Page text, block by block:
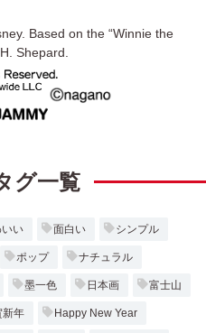
Based on the “Winnie the
Shepard.
グ一覧
い 面白い シンプル
ポップ ナチュラル
墨一色 日本画 富士山
新年 Happy New Year